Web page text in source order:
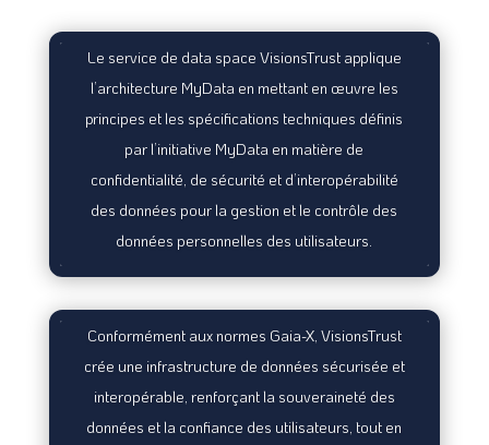
Le service de data space VisionsTrust applique
l’architecture MyData en mettant en œuvre les
principes et les spécifications techniques définis
par l’initiative MyData en matière de
confidentialité, de sécurité et d’interopérabilité
des données pour la gestion et le contrôle des
données personnelles des utilisateurs.
Conformément aux normes Gaia-X, VisionsTrust
crée une infrastructure de données sécurisée et
interopérable, renforçant la souveraineté des
données et la confiance des utilisateurs, tout en